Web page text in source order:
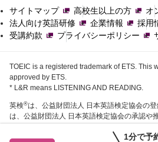
1分で予
サイトマップ 高校生以上の方
オ
法人向け英語研修
企業情報 採用
受講約款
プライバシーポリシー
TOEIC is a registered trademark of ETS. This
approved by ETS.
* L&R means LISTENING AND READING.
英検®は、公益財団法人 日本英語検定協会の
は、公益財団法人 日本英語検定協会の承認や